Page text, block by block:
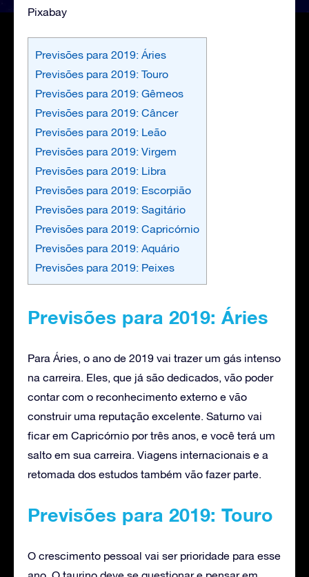
Pixabay
Previsões para 2019: Áries
Previsões para 2019: Touro
Previsões para 2019: Gêmeos
Previsões para 2019: Câncer
Previsões para 2019: Leão
Previsões para 2019: Virgem
Previsões para 2019: Libra
Previsões para 2019: Escorpião
Previsões para 2019: Sagitário
Previsões para 2019: Capricórnio
Previsões para 2019: Aquário
Previsões para 2019: Peixes
Previsões para 2019: Áries
Para Áries, o ano de 2019 vai trazer um gás intenso
na carreira. Eles, que já são dedicados, vão poder
contar com o reconhecimento externo e vão
construir uma reputação excelente. Saturno vai
ficar em Capricórnio por três anos, e você terá um
salto em sua carreira. Viagens internacionais e a
retomada dos estudos também vão fazer parte.
Previsões para 2019: Touro
O crescimento pessoal vai ser prioridade para esse